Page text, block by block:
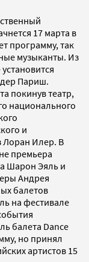
17 марта в
программу, так
музыканты. Из
Париш.
покинув театр,
национального
и
Лоран Илер. В
премьера
Шарон Эяль и
Андрея
балетов
на фестивале
балета Dance
но принял
артистов 15